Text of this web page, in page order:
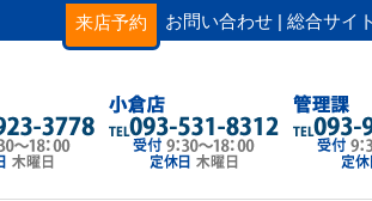
来店予約 お問い合わせ | 総合サイ